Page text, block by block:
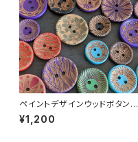
ペイントデザインウッドボタンア
ソート(40個以上)
¥1,200